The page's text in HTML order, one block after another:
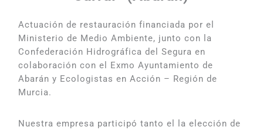
Actuación de restauración financiada por el
Ministerio de Medio Ambiente, junto con la
Confederación Hidrográfica del Segura en
colaboración con el Exmo Ayuntamiento de
Abarán y Ecologistas en Acción – Región de
Murcia.
Nuestra empresa participó tanto el la elección de